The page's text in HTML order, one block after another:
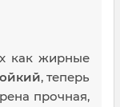
как жирные
, теперь
прочная,